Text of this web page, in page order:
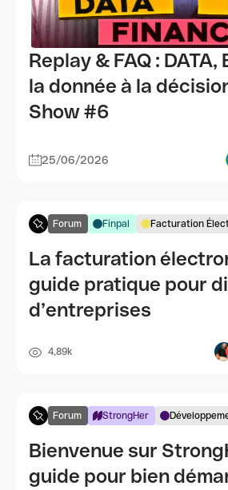
Replay & FAQ : DATA,
la donnée à la
Show #6
25/06/2026
Forum Finpal Facturation
La facturation
guide pratique pour
d’entreprises
4,89k
Forum StrongHer
Bienvenue sur
guide pour bien